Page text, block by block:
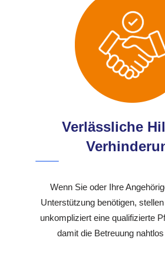
Verlässliche
Wenn Sie oder Ihre
Unterstützung benötigen,
unkompliziert eine qualifizierte
damit die Betreuung